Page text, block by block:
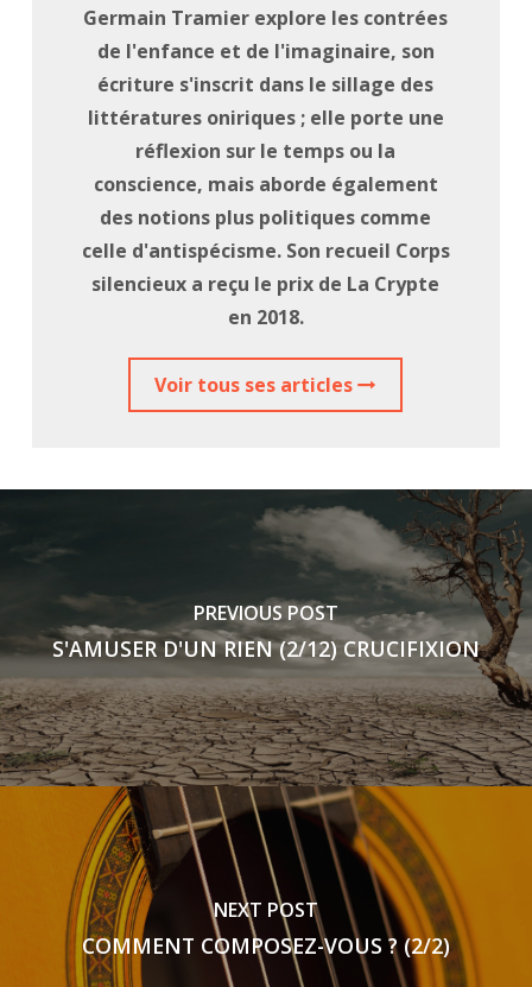
Germain Tramier explore les contrées
de l'enfance et de l'imaginaire, son
écriture s'inscrit dans le sillage des
littératures oniriques ; elle porte une
réflexion sur le temps ou la
conscience, mais aborde également
des notions plus politiques comme
celle d'antispécisme. Son recueil Corps
silencieux a reçu le prix de La Crypte
en 2018.
Voir tous ses articles
PREVIOUS POST
S'AMUSER D'UN RIEN (2/12) CRUCIFIXION
NEXT POST
COMMENT COMPOSEZ-VOUS ? (2/2)